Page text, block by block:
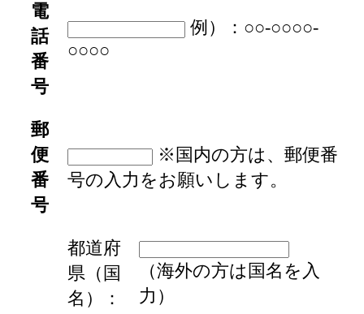
電
話
番
号
例）：○○-○○○○-
○○○○
郵
便
番
号
※国内の方は、郵便番
号の入力をお願いします。
都道府
県（国
名）：
（海外の方は国名を入
力）